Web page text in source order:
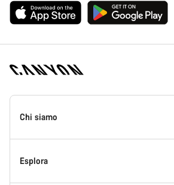
Piè
Home
Chi siamo
All’interno di Canyon
Esplora